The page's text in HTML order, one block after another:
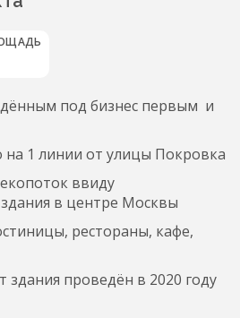
под бизнес первым и
на 1 линии от улицы Покровка
ввиду
в центре Москвы
рестораны, кафе,
проведён в 2020 году